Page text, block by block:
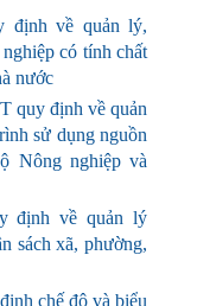
định về quản lý,
có tính chất
nước
quy định về quản
sử dụng nguồn
Nông nghiệp và
định về quản lý
sách xã, phường,
chế độ và biểu